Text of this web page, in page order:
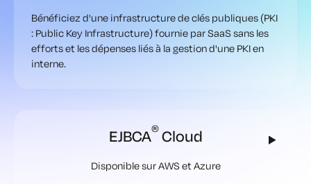
Bénéficiez d'une infrastructure de clés publiques (PKI
: Public Key Infrastructure) fournie par SaaS sans les
efforts et les dépenses liés à la gestion d'une PKI en
interne.
EJBCA®Cloud
Disponible sur AWS et Azure